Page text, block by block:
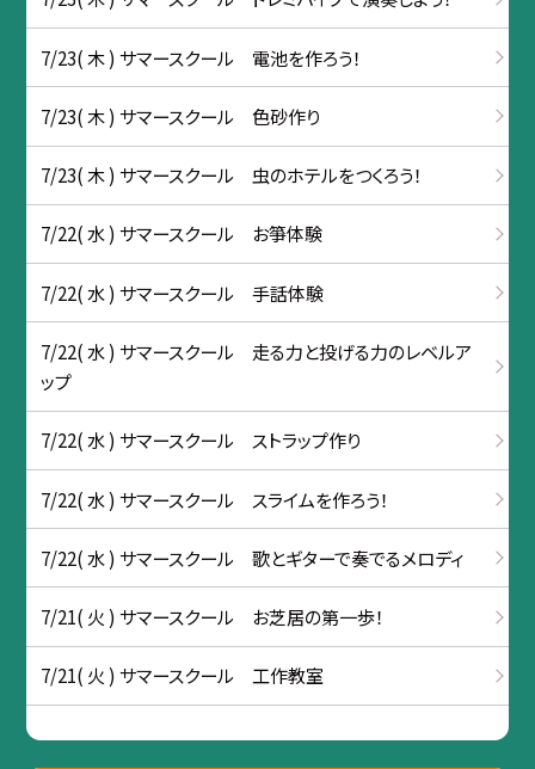
7/23( 木 ) サマースクール 電池を作ろう！
7/23( 木 ) サマースクール 色砂作り
7/23( 木 ) サマースクール 虫のホテルをつくろう！
7/22( 水 ) サマースクール お箏体験
7/22( 水 ) サマースクール 手話体験
7/22( 水 ) サマースクール 走る力と投げる力のレベルア
ップ
7/22( 水 ) サマースクール ストラップ作り
7/22( 水 ) サマースクール スライムを作ろう！
7/22( 水 ) サマースクール 歌とギターで奏でるメロディ
7/21( 火 ) サマースクール お芝居の第一歩！
7/21( 火 ) サマースクール 工作教室